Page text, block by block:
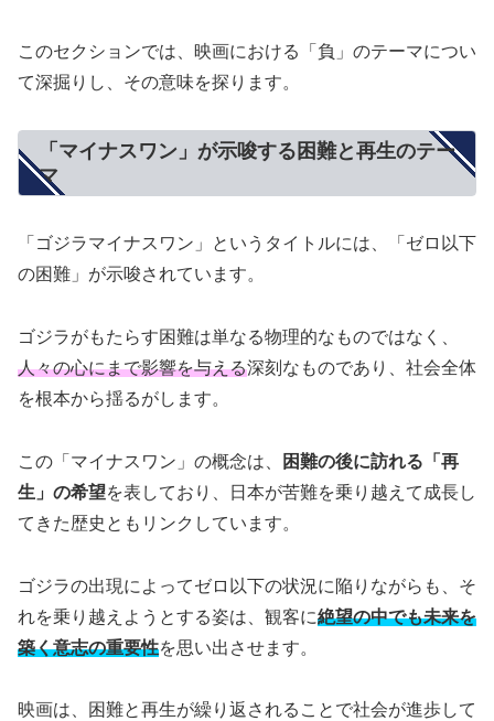
このセクションでは、映画における「負」のテーマについ
て深掘りし、その意味を探ります。
「マイナスワン」が示唆する困難と再生のテー
マ
「ゴジラマイナスワン」というタイトルには、「ゼロ以下
の困難」が示唆されています。
ゴジラがもたらす困難は単なる物理的なものではなく、
人々の心にまで影響を与える深刻なものであり、社会全体
を根本から揺るがします。
この「マイナスワン」の概念は、
困難の後に訪れる「再
生」の希望を表しており、日本が苦難を乗り越えて成長し
てきた歴史ともリンクしています。
ゴジラの出現によってゼロ以下の状況に陥りながらも、そ
れを乗り越えようとする姿は、観客に絶望の中でも未来を
築く意志の重要性を思い出させます。
映画は、困難と再生が繰り返されることで社会が進歩して